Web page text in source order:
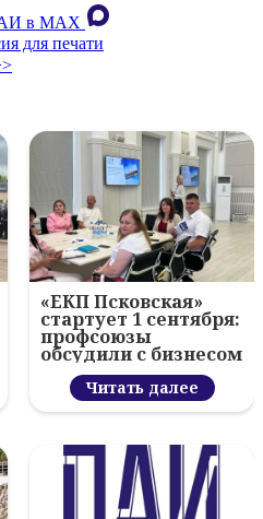
в MAХ
для печати
«ЕКП Псковская»
стартует 1 сентября:
профсоюзы
обсудили с бизнесом
новый цифровой
проектЧитать далее